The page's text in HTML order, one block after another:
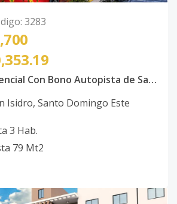
: 3283
Proyecto residencial Con Bono Autopista de San Isidro
Isidro, Santo Domingo Este
3 Hab.
79 Mt2